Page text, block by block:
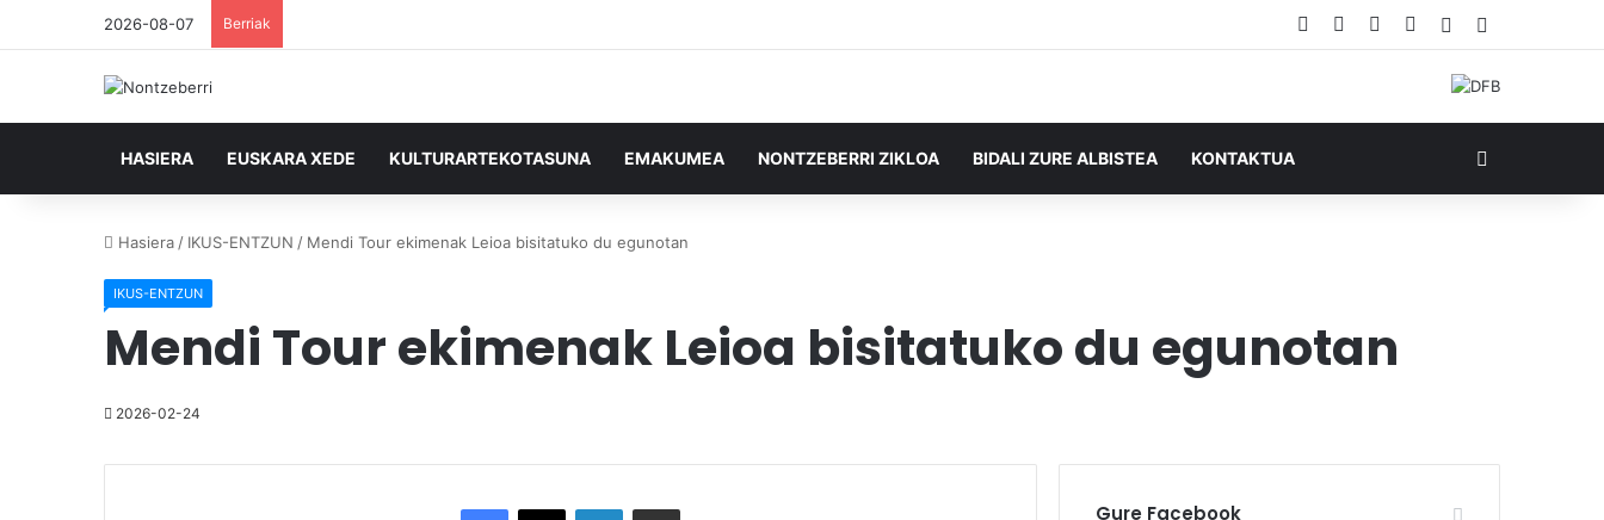
2026-08-07 Berriak Facebook YouTube
RSS Ausazko
HASIERA EUSKARA XEDE KULTURARTEKOTASUNA EMAKUMEA NONTZEBERRI ZIKLOA BIDALI ZURE ALBISTEA KONTAKTUA
Hasiera / IKUS-ENTZUN / Mendi Tour ekimenak Leioa bisitatuko du egunotan
IKUS-ENTZUN
Mendi Tour ekimenak Leioa bisitatuko du egunotan
2026-02-24
Gure Facebook